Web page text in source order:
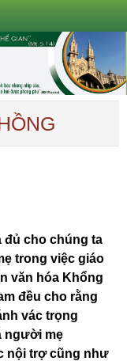
đủ cho chúng ta
trong việc giáo
văn hóa Khổng
đều cho rằng
vác trọng
người mẹ
nội trợ cũng như